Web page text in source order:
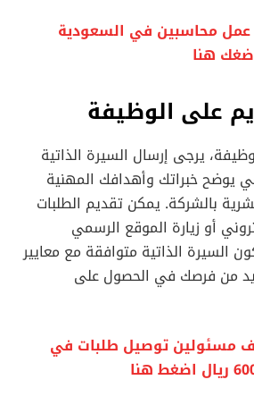
محاسبين في السعودية
على الوظيفة
يرجى إرسال السيرة الذاتية
يوضح خبراتك وأهدافك المهنية
بالشركة. يمكن تقديم الطلبات
أو زيارة الموقع الرسمي
السيرة الذاتية متوافقة مع معايير
من فرصك في الحصول على
مسئولين توصيل طلبات في